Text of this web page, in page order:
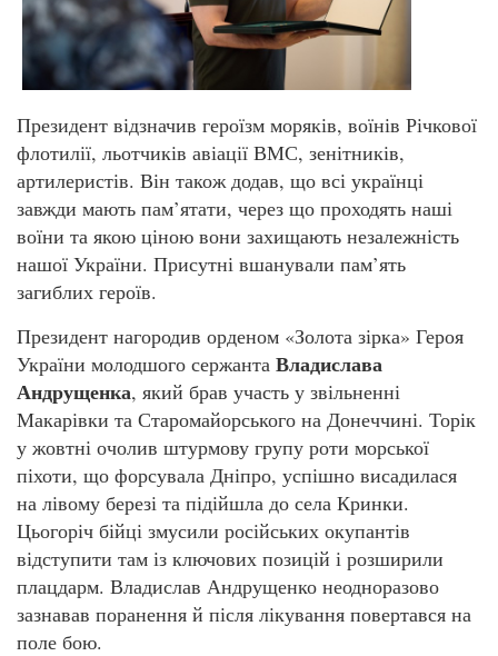
Президент відзначив героїзм моряків, воїнів Річкової
флотилії, льотчиків авіації ВМС, зенітників,
артилеристів. Він також додав, що всі українці
завжди мають пам’ятати, через що проходять наші
воїни та якою ціною вони захищають незалежність
нашої України. Присутні вшанували пам’ять
загиблих героїв.
Президент нагородив орденом «Золота зірка» Героя
України молодшого сержанта Владислава
Андрущенка, який брав участь у звільненні
Макарівки та Старомайорського на Донеччині. Торік
у жовтні очолив штурмову групу роти морської
піхоти, що форсувала Дніпро, успішно висадилася
на лівому березі та підійшла до села Кринки.
Цьогоріч бійці змусили російських окупантів
відступити там із ключових позицій і розширили
плацдарм. Владислав Андрущенко неодноразово
зазнавав поранення й після лікування повертався на
поле бою.